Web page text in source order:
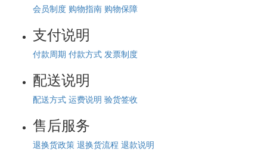
会员制度 购物指南 购物保障
支付说明
付款周期 付款方式 发票制度
配送说明
配送方式 运费说明 验货签收
售后服务
退换货政策 退换货流程 退款说明